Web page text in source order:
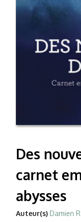
Des
carnet
abysses
Auteur(s) Damien